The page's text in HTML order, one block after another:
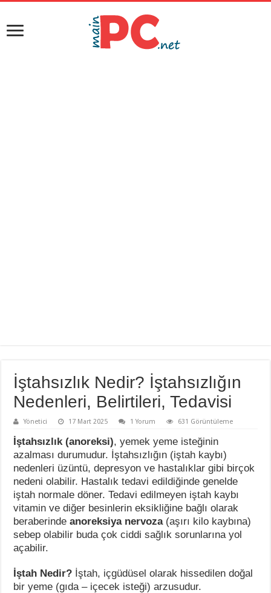
İştahsızlık Nedir? İştahsızlığın
Nedenleri, Belirtileri, Tedavisi
Yönetici 17 Mart 2025 1 Yorum 631 Görüntüleme
İştahsızlık (anoreksi), yemek yeme isteğinin
azalması durumudur. İştahsızlığın (iştah kaybı)
nedenleri üzüntü, depresyon ve hastalıklar gibi birçok
nedeni olabilir. Hastalık tedavi edildiğinde genelde
iştah normale döner. Tedavi edilmeyen iştah kaybı
vitamin ve diğer besinlerin eksikliğine bağlı olarak
beraberindeanoreksiya nervoza(aşırı kilo kaybına)
sebep olabilir buda çok ciddi sağlık sorunlarına yol
açabilir.
İştah Nedir? İştah, içgüdüsel olarak hissedilen doğal
bir yeme (gıda – içecek isteği) arzusudur.